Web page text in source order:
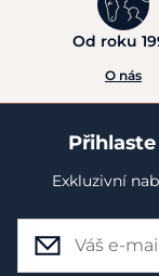
Od roku
O nás
Exkluzivní